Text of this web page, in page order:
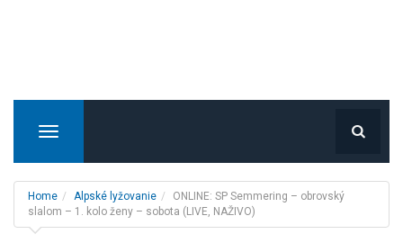
T
g
l
e
Home Alpské lyžovanie
ONLINE: SP Semmering – obrovský
slalom – 1. kolo ženy – sobota (LIVE, NAŽIVO)